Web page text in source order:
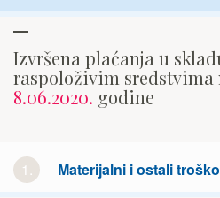
Izvršena plaćanja u
raspoloživim sredstvima
8.06.2020. godine
1. Materijalni i ostali